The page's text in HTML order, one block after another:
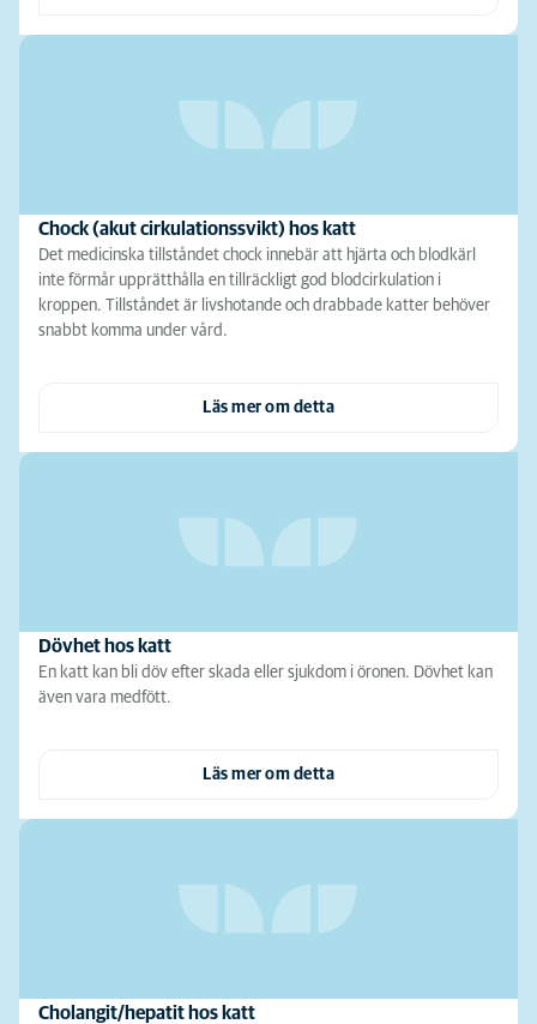
Chock (akut cirkulationssvikt) hos katt
Det medicinska tillståndet chock innebär att hjärta och blodkärl
inte förmår upprätthålla en tillräckligt god blodcirkulation i
kroppen. Tillståndet är livshotande och drabbade katter behöver
snabbt komma under vård.
Läs mer om detta
Dövhet hos katt
En katt kan bli döv efter skada eller sjukdom i öronen. Dövhet kan
även vara medfött.
Läs mer om detta
Cholangit/hepatit hos katt